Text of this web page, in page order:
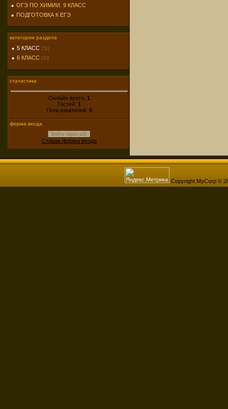
ОГЭ ПО ХИМИИ. 9 КЛАСС
ПОДГОТОВКА К ЕГЭ
категории раздела
5 КЛАСС [51]
6 КЛАСС [33]
статистика
Онлайн всего: 1
Гостей: 1
Пользователей: 0
форма входа
Войти через uID
Старая форма входа
Copyright MyCorp ©